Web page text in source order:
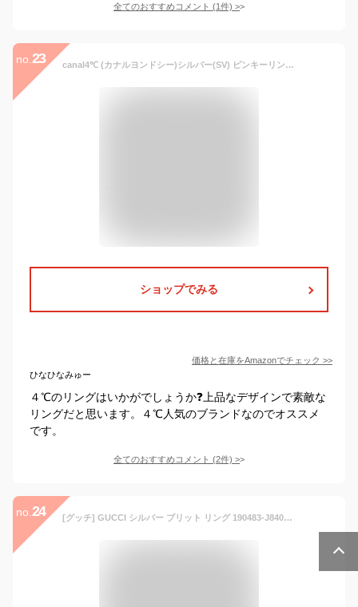
全てのおすすめコメント (1件) >
no. 23 canal4℃ (カナルヨンドシー)シルバー(SV) ピンキーリング 3号 151324541002
ショップでみる
価格と在庫をAmazonでチェック >>
ひなひなみゅー
４℃のリングはいかがでしょうか❓上品なデザインで素敵な
リングだと思います。４℃人気のブランドなのでオススメ
です。
全てのおすすめコメント (2件) >
no. 24 [グッチ] GUCCI シルバー ブリット リング 190483-J8400-8106 日本サイズ15号 [並行輸入品]